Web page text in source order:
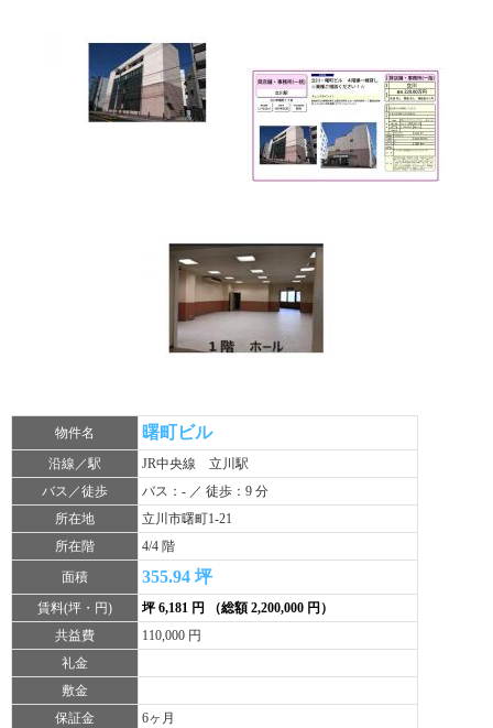
物件名 曙町ビル
沿線／駅
JR中央線 立川駅
バス／徒歩
バス：- ／ 徒歩：9 分
所在地
立川市曙町1-21
所在階
4/4 階
面積
355.94 坪
賃料(坪・円)
坪 6,181 円 （総額 2,200,000 円）
共益費
110,000 円
礼金
敷金
保証金
6ヶ月